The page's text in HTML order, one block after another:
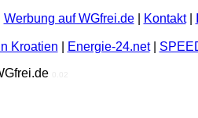
Werbung auf WGfrei.de| Kontakt|
Kroatien Energie-24.net|